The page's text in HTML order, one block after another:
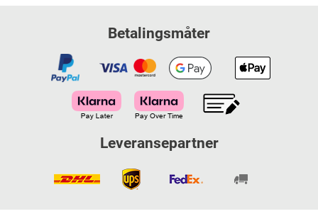
Betalingsmåter
Leveransepartner